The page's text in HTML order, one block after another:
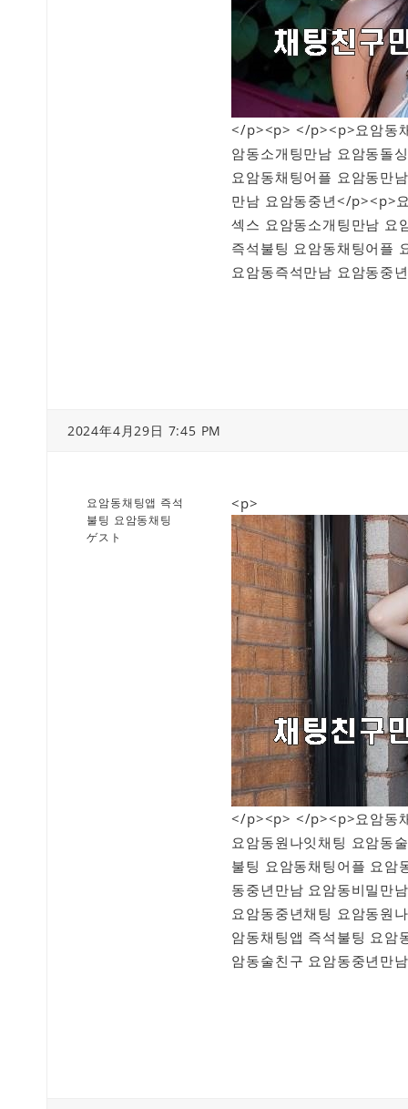
</p><p> </p><p>요암동
암동소개팅만남 요암동돌
요암동채팅어플 요암동만
만남 요암동중년</p><p>
섹스 요암동소개팅만남 요
즉석불팅 요암동채팅어플
요암동즉석만남 요암동중
2024年4月29日 7:45 PM
요암동채팅앱 즉석
불팅 요암동채팅
ゲスト
<p>
</p><p> </p><p>요암동
요암동원나잇채팅 요암동
불팅 요암동채팅어플 요암
동중년만남 요암동비밀만
요암동중년채팅 요암동원
암동채팅앱 즉석불팅 요암
암동술친구 요암동중년만